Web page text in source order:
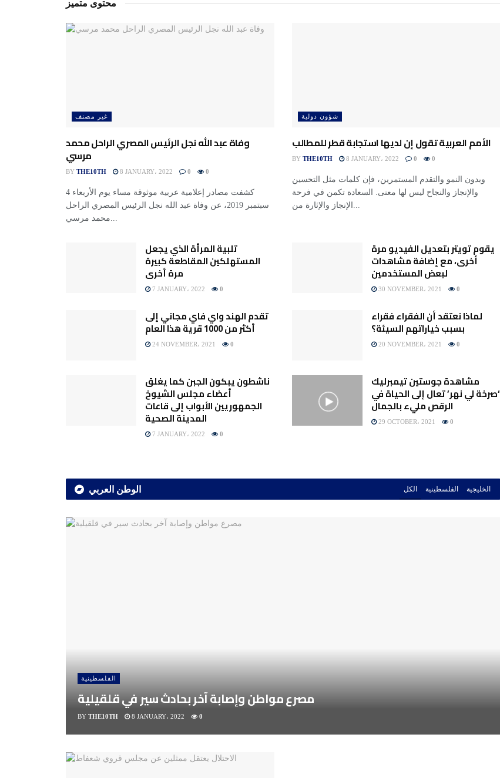
محتوى متميز
غير مصنف
وفاة عبد الله نجل الرئيس المصري الراحل محمد
مرسي
BY THE10TH 8 JANUARY، 2022 0 0
كشفت مصادر إعلامية عربية موثوقة مساء يوم الأربعاء 4
سبتمبر 2019، عن وفاة عبد الله نجل الرئيس المصري الراحل
شؤون دولية
الأمم العربية تقول إن لديها استجابة قطر للمطالب
BY THE10TH 8 JANUARY، 2022 0 0
وبدون النمو والتقدم المستمرين، فإن كلمات مثل التحسين
والإنجاز والنجاح ليس لها معنى. السعادة تكمن في فرحة
تلبية المرأة الذي يجعل
المستهلكين المقاطعة كبيرة
مرة أخرى
7 JANUARY، 2022 0
يقوم تويتر بتعديل الفيديو مرة
أخرى، مع إضافة مشاهدات
لبعض المستخدمين
30 NOVEMBER، 2021 0
تقدم الهند واي فاي مجاني إلى
أكثر من 1000 قرية هذا العام
24 NOVEMBER، 2021 0
لماذا نعتقد أن الفقراء فقراء
بسبب خياراتهم السيئة؟
20 NOVEMBER، 2021 0
ناشطون يبكون الجبن كما يغلق
أعضاء مجلس الشيوخ
الجمهوريين الأبواب إلى قاعات
المدينة الصحية
7 JANUARY، 2022 0
مشاهدة جوستين تيمبرليك
‘صرخة لي نهر’ تعال إلى الحياة في
الرقص مليء بالجمال
29 OCTOBER، 2021 0
الوطن العربي الكل الفلسطينية الخليجية
الفلسطينية
مصرع مواطن وإصابة آخر بحادث سير في قلقيلية
BY THE10TH 8 JANUARY، 2022 0